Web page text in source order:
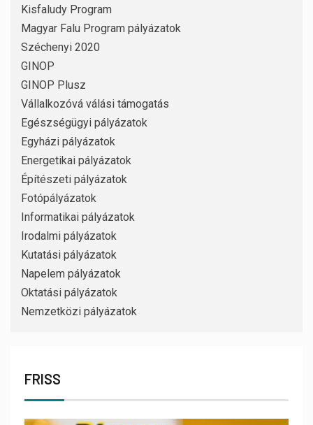
Kisfaludy Program
Magyar Falu Program pályázatok
Széchenyi 2020
GINOP
GINOP Plusz
Vállalkozóvá válási támogatás
Egészségügyi pályázatok
Egyházi pályázatok
Energetikai pályázatok
Építészeti pályázatok
Fotópályázatok
Informatikai pályázatok
Irodalmi pályázatok
Kutatási pályázatok
Napelem pályázatok
Oktatási pályázatok
Nemzetközi pályázatok
FRISS